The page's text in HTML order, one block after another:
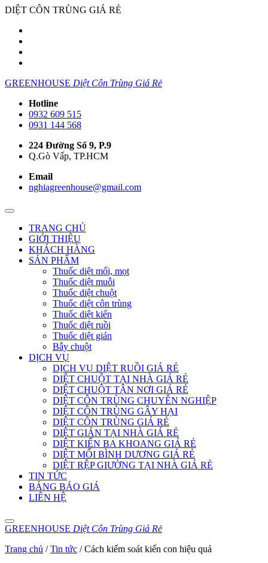
DIỆT CÔN TRÙNG GIÁ RẺ
GREENHOUSE Diệt Côn Trùng Giá Rẻ
Hotline
0932 609 515
0931 144 568
224 Đường Số 9, P.9
Q.Gò Vấp, TP.HCM
Email
nghiagreenhouse@gmail.com
TRANG CHỦ
GIỚI THIỆU
KHÁCH HÀNG
SẢN PHẨM
Thuốc diệt mối, mọt
Thuốc diệt muỗi
Thuốc diệt chuột
Thuốc diệt côn trùng
Thuốc diệt kiến
Thuốc diệt ruồi
Thuốc diệt gián
Bẫy chuột
DỊCH VỤ
DỊCH VỤ DIỆT RUỒI GIÁ RẺ
DIỆT CHUỘT TẠI NHÀ GIÁ RẺ
DIỆT CHUỘT TẬN NƠI GIÁ RẺ
DIỆT CÔN TRÙNG CHUYÊN NGHIỆP
DIỆT CÔN TRÙNG GÂY HẠI
DIỆT CÔN TRÙNG GIÁ RẺ
DIỆT GIÁN TẠI NHÀ GIÁ RẺ
DIỆT KIẾN BA KHOANG GIÁ RẺ
DIỆT MỐI BÌNH DƯƠNG GIÁ RẺ
DIỆT RỆP GIƯỜNG TẠI NHÀ GIÁ RẺ
TIN TỨC
BẢNG BÁO GIÁ
LIÊN HỆ
GREENHOUSE Diệt Côn Trùng Giá Rẻ
Trang chủ /Tin tức /Cách kiểm soát kiến con hiệu quả